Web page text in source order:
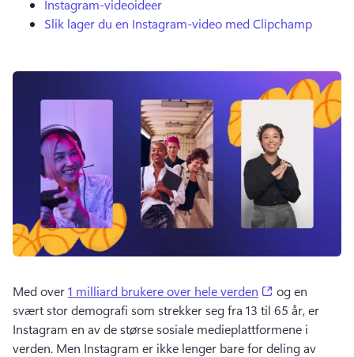
Instagram-videoideer
Slik lager du en Instagram-video med Clipchamp
Med over 1 milliard brukere over hele verden (opens in a
og en
svært stor demografi som strekker seg fra 13 til 65 år, er
Instagram en av de størse sosiale medieplattformene i
verden. Men Instagram er ikke lenger bare for deling av